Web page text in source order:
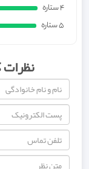
4 ستاره
5 ستاره
نظرات